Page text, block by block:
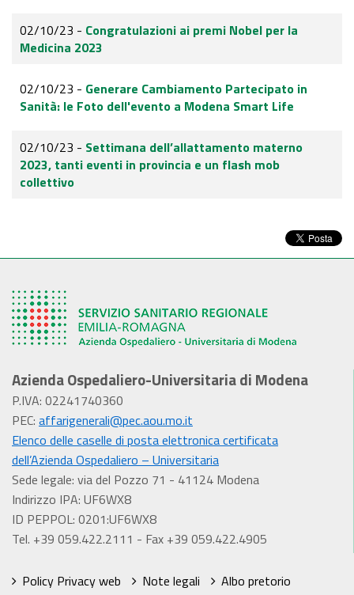
02/10/23 - Congratulazioni ai premi Nobel per la
Medicina 2023
02/10/23 - Generare Cambiamento Partecipato in
Sanità: le Foto dell'evento a Modena Smart Life
02/10/23 - Settimana dell’allattamento materno
2023, tanti eventi in provincia e un flash mob
collettivo
Azienda Ospedaliero-Universitaria di Modena
P.IVA: 02241740360
PEC: affarigenerali@pec.aou.mo.it
Elenco delle caselle di posta elettronica certificata
dell’Azienda Ospedaliero – Universitaria
Sede legale: via del Pozzo 71 - 41124 Modena
Indirizzo IPA: UF6WX8
ID PEPPOL: 0201:UF6WX8
Tel. +39 059.422.2111 - Fax +39 059.422.4905
Policy Privacy web Note legali Albo pretorio